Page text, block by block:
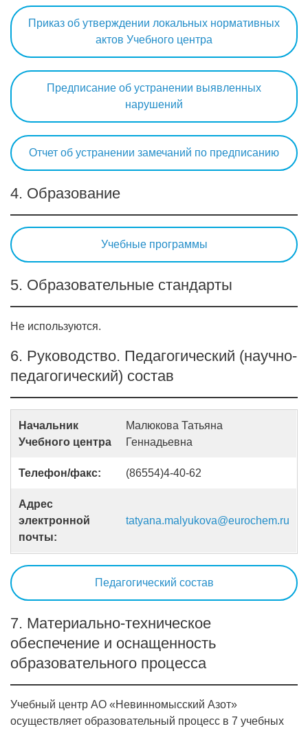
Приказ об утверждении локальных нормативных
актов Учебного центра
Предписание об устранении выявленных
нарушений
Отчет об устранении замечаний по предписанию
4. Образование
Учебные программы
5. Образовательные стандарты
Не используются.
6. Руководство. Педагогический (научно-
педагогический) состав
Начальник
Учебного центра
Малюкова Татьяна
Геннадьевна
Телефон/факс: (86554)4-40-62
Адрес
электронной
почты:
tatyana.malyukova@eurochem.ru
Педагогический состав
7. Материально-техническое
обеспечение и оснащенность
образовательного процесса
Учебный центр АО «Невинномысский Азот»
осуществляет образовательный процесс в 7 учебных